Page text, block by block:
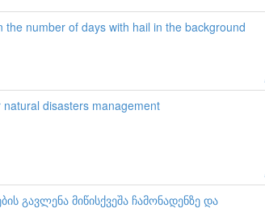
number of days with hail in the background
disasters management
გავლენა მიწისქვეშა ჩამონადენზე და